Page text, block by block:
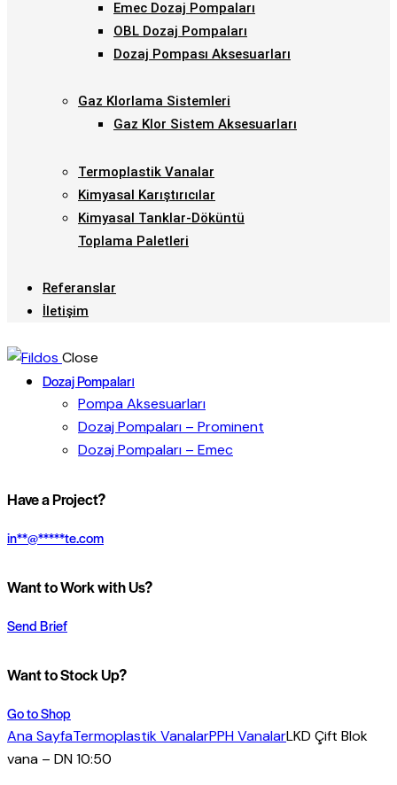
Emec Dozaj Pompaları
OBL Dozaj Pompaları
Dozaj Pompası Aksesuarları
Gaz Klorlama Sistemleri
Gaz Klor Sistem Aksesuarları
Termoplastik Vanalar
Kimyasal Karıştırıcılar
Kimyasal Tanklar-Döküntü
Toplama Paletleri
Referanslar
İletişim
Close
Dozaj Pompaları
Pompa Aksesuarları
Dozaj Pompaları – Prominent
Dozaj Pompaları – Emec
Have a Project?
in**@*****te.com
Want to Work with Us?
Send Brief
Want to Stock Up?
Go to Shop
Ana SayfaTermoplastik VanalarPPH VanalarLKD Çift Blok
vana – DN 10:50